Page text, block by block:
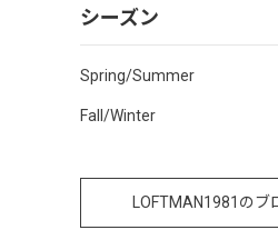
シーズン
Spring/Summer
Fall/Winter
LOFTMAN1981のブ